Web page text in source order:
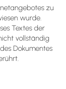
zu
wurde.
Textes der
vollständig
Dokumentes